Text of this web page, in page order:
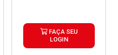
FAÇA SEU
LOGIN